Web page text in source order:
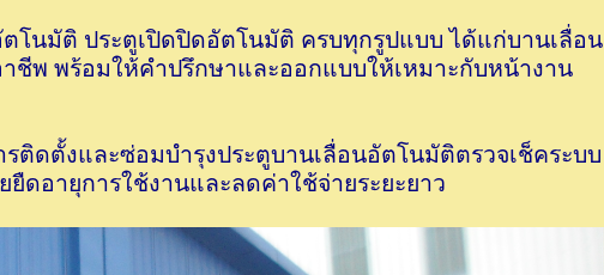
โนมัติ ประตูเปิดปิดอัตโนมัติ ครบทุกรูปแบบ ได้แก่บานเลื่อน
พ พร้อมให้คำปรึกษาและออกแบบให้เหมาะกับหน้างาน
ติดตั้งและซ่อมบำรุงประตูบานเลื่อนอัตโนมัติตรวจเช็คระบบ
ดอายุการใช้งานและลดค่าใช้จ่ายระยะยาว